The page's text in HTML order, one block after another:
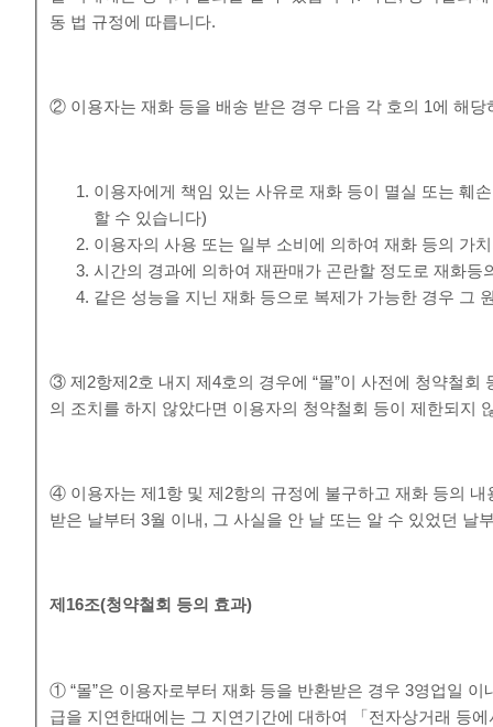
동 법 규정에 따릅니다.
② 이용자는 재화 등을 배송 받은 경우 다음 각 호의 1에 해
이용자에게 책임 있는 사유로 재화 등이 멸실 또는 훼
할 수 있습니다)
이용자의 사용 또는 일부 소비에 의하여 재화 등의 가
시간의 경과에 의하여 재판매가 곤란할 정도로 재화등
같은 성능을 지닌 재화 등으로 복제가 가능한 경우 그
③ 제2항제2호 내지 제4호의 경우에 “몰”이 사전에 청약철
의 조치를 하지 않았다면 이용자의 청약철회 등이 제한되지
④ 이용자는 제1항 및 제2항의 규정에 불구하고 재화 등의
받은 날부터 3월 이내, 그 사실을 안 날 또는 알 수 있었던 날
제 16조(청약철회 등의 효과)
① “몰”은 이용자로부터 재화 등을 반환받은 경우 3영업일
급을 지연한때에는 그 지연기간에 대하여 「전자상거래 등